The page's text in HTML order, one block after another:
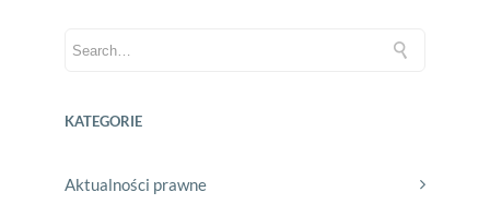
KATEGORIE
Aktualności prawne